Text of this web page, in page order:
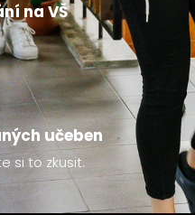
na VŠ
učeben
si to zkusit.